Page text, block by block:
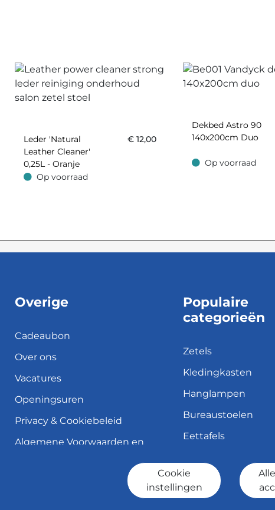
Leder 'Natural
Leather Cleaner'
0,25L - Oranje
€ 12,00
Op voorraad
Op voorraad
Dekbed Astro 90
140x200cm Duo
Op voorraad
Op voorraad
Overige
Cadeaubon
Over ons
Vacatures
Openingsuren
Privacy & Cookiebeleid
Algemene Voorwaarden en
Verzend- en leveringsbeleid
Populaire
categorieën
Zetels
Kledingkasten
Hanglampen
Bureaustoelen
Eettafels
Cookie
instellingen